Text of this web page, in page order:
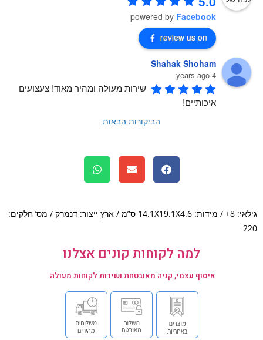
powered byFacebook
review us on
Shahak Shoham
4 years ago
שירות מעולה ומהיר מאוד! צעצועים
איכותיים!
הביקורות הבאות
גילאי: 8+ / מידות: 14.1X19.1X4.6 ס”מ / ארץ ייצור: דנמרק / מס’ חלקים:
למה לקוחות קונים אצלנו
איסוף עצמי, קניה מאובטחת ושירות לקוחות מעולה